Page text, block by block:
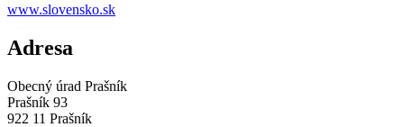
www.slovensko.sk
Adresa
Obecný úrad Prašník
Prašník 93
922 11 Prašník